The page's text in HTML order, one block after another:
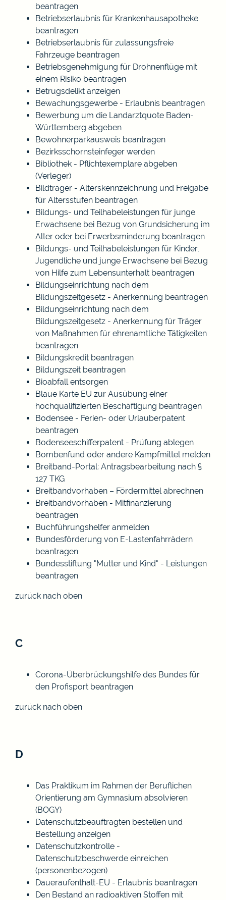
beantragen
Betriebserlaubnis für Krankenhausapotheke
beantragen
Betriebserlaubnis für zulassungsfreie
Fahrzeuge beantragen
Betriebsgenehmigung für Drohnenflüge mit
einem Risiko beantragen
Betrugsdelikt anzeigen
Bewachungsgewerbe - Erlaubnis beantragen
Bewerbung um die Landarztquote Baden-
Württemberg abgeben
Bewohnerparkausweis beantragen
Bezirksschornsteinfeger werden
Bibliothek - Pflichtexemplare abgeben
(Verleger)
Bildträger - Alterskennzeichnung und Freigabe
für Altersstufen beantragen
Bildungs- und Teilhabeleistungen für junge
Erwachsene bei Bezug von Grundsicherung im
Alter oder bei Erwerbsminderung beantragen
Bildungs- und Teilhabeleistungen für Kinder,
Jugendliche und junge Erwachsene bei Bezug
von Hilfe zum Lebensunterhalt beantragen
Bildungseinrichtung nach dem
Bildungszeitgesetz - Anerkennung beantragen
Bildungseinrichtung nach dem
Bildungszeitgesetz - Anerkennung für Träger
von Maßnahmen für ehrenamtliche Tätigkeiten
beantragen
Bildungskredit beantragen
Bildungszeit beantragen
Bioabfall entsorgen
Blaue Karte EU zur Ausübung einer
hochqualifizierten Beschäftigung beantragen
Bodensee - Ferien- oder Urlauberpatent
beantragen
Bodenseeschifferpatent - Prüfung ablegen
Bombenfund oder andere Kampfmittel melden
Breitband-Portal: Antragsbearbeitung nach §
127 TKG
Breitbandvorhaben – Fördermittel abrechnen
Breitbandvorhaben - Mitfinanzierung
beantragen
Buchführungshelfer anmelden
Bundesförderung von E-Lastenfahrrädern
beantragen
Bundesstiftung "Mutter und Kind" - Leistungen
beantragen
zurück nach oben
C
Corona-Überbrückungshilfe des Bundes für
den Profisport beantragen
zurück nach oben
D
Das Praktikum im Rahmen der Beruflichen
Orientierung am Gymnasium absolvieren
(BOGY)
Datenschutzbeauftragten bestellen und
Bestellung anzeigen
Datenschutzkontrolle -
Datenschutzbeschwerde einreichen
(personenbezogen)
Daueraufenthalt-EU - Erlaubnis beantragen
Den Bestand an radioaktiven Stoffen mit